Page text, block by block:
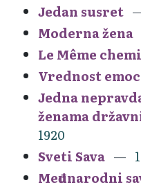
Jedan susret
Moderna žena
Le Même
Vrednost
Jedna
ženama
1920
Sveti Sava
Međunarodni